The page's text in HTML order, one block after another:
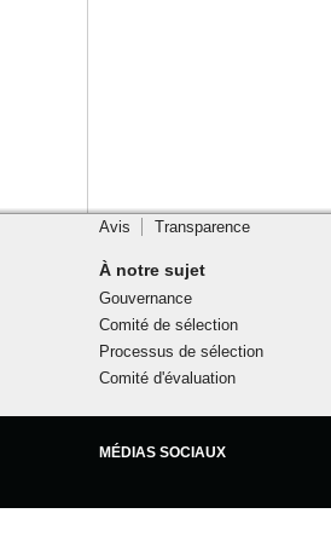
footer
Avis Transparence
À notre sujet
Gouvernance
Comité de sélection
Processus de sélection
Comité d'évaluation
footer
MÉDIAS SOCIAUX